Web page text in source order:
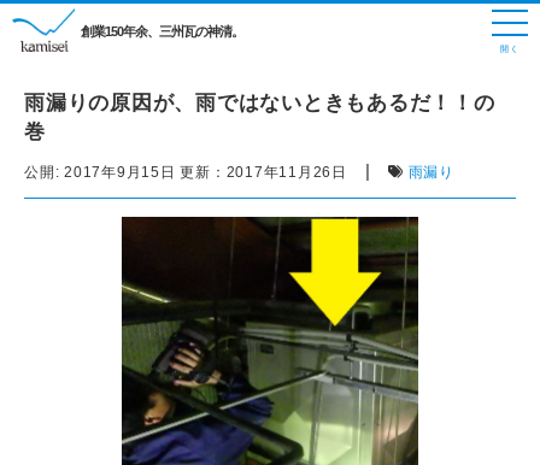
創業150年余、三州瓦の神清。
雨漏りの原因が、雨ではないときもあるだ！！の
巻
公開: 2017年9月15日 更新： 2017年11月26日 | 雨漏り